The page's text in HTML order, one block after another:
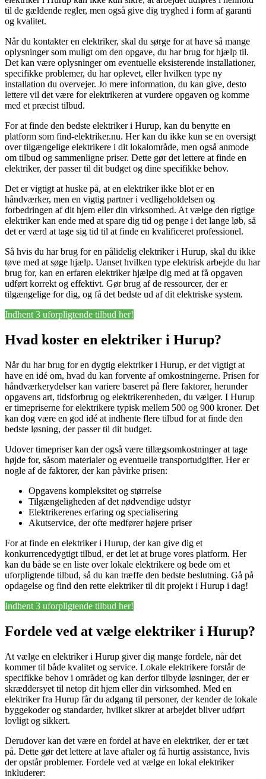
til de gældende regler, men også give dig tryghed i form af garanti
og kvalitet.
Når du kontakter en elektriker, skal du sørge for at have så mange
oplysninger som muligt om den opgave, du har brug for hjælp til.
Det kan være oplysninger om eventuelle eksisterende installationer,
specifikke problemer, du har oplevet, eller hvilken type ny
installation du overvejer. Jo mere information, du kan give, desto
lettere vil det være for elektrikeren at vurdere opgaven og komme
med et præcist tilbud.
For at finde den bedste elektriker i Hurup, kan du benytte en
platform som find-elektriker.nu. Her kan du ikke kun se en oversigt
over tilgængelige elektrikere i dit lokalområde, men også anmode
om tilbud og sammenligne priser. Dette gør det lettere at finde en
elektriker, der passer til dit budget og dine specifikke behov.
Det er vigtigt at huske på, at en elektriker ikke blot er en
håndværker, men en vigtig partner i vedligeholdelsen og
forbedringen af dit hjem eller din virksomhed. At vælge den rigtige
elektriker kan ende med at spare dig tid og penge i det lange løb, så
det er værd at tage sig tid til at finde en kvalificeret professionel.
Så hvis du har brug for en pålidelig elektriker i Hurup, skal du ikke
tøve med at søge hjælp. Uanset hvilken type elektrisk arbejde du har
brug for, kan en erfaren elektriker hjælpe dig med at få opgaven
udført korrekt og effektivt. Gør brug af de ressourcer, der er
tilgængelige for dig, og få det bedste ud af dit elektriske system.
Indhent 3 uforpligtende tilbud her!
Hvad koster en elektriker i Hurup?
Når du har brug for en dygtig elektriker i Hurup, er det vigtigt at
have en idé om, hvad du kan forvente af omkostningerne. Prisen for
håndværkerydelser kan variere baseret på flere faktorer, herunder
opgavens art, tidsforbrug og elektrikerenheden, du vælger. I Hurup
er timepriserne for elektrikere typisk mellem 500 og 900 kroner. Det
kan dog være en god idé at indhente flere tilbud for at finde den
bedste løsning, der passer til dit budget.
Udover timepriser kan der også være tillægsomkostninger at tage
højde for, såsom materialer og eventuelle transportudgifter. Her er
nogle af de faktorer, der kan påvirke prisen:
Opgavens kompleksitet og størrelse
Tilgængeligheden af det nødvendige udstyr
Elektrikerenes erfaring og specialisering
Akutservice, der ofte medfører højere priser
For at finde en elektriker i Hurup, der kan give dig et
konkurrencedygtigt tilbud, er det let at bruge vores platform. Her
kan du både se en liste over lokale elektrikere og bede om et
uforpligtende tilbud, så du kan træffe den bedste beslutning. Gå på
opdagelse og find den rette elektriker til dit projekt i Hurup i dag!
Indhent 3 uforpligtende tilbud her!
Fordele ved at vælge elektriker i Hurup?
At vælge en elektriker i Hurup giver dig mange fordele, når det
kommer til både kvalitet og service. Lokale elektrikere forstår de
specifikke behov i området og kan derfor tilbyde løsninger, der er
skræddersyet til netop dit hjem eller din virksomhed. Med en
elektriker fra Hurup får du adgang til personer, der kender de lokale
byggekoder og standarder, hvilket sikrer at arbejdet bliver udført
lovligt og sikkert.
Derudover kan det være en fordel at have en elektriker, der er tæt
på. Dette gør det lettere at lave aftaler og få hurtig assistance, hvis
der opstår problemer. Fordele ved at vælge en lokal elektriker
inkluderer: